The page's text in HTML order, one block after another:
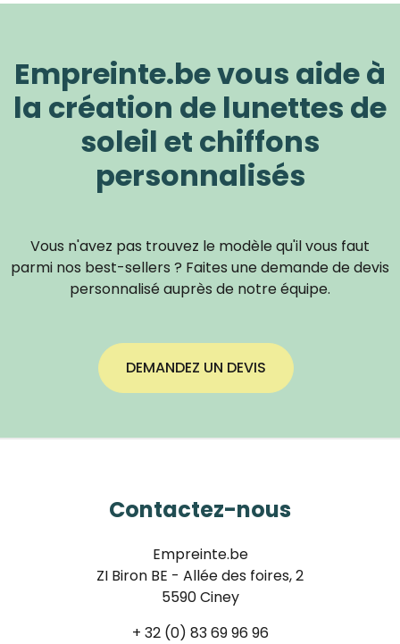
Empreinte.be vous aide à
la création de lunettes de
soleil et chiffons
personnalisés
Vous n'avez pas trouvez le modèle qu'il vous faut
parmi nos best-sellers ? Faites une demande de devis
personnalisé auprès de notre équipe.
DEMANDEZ UN DEVIS
Contactez-nous
Empreinte.be
ZI Biron BE - Allée des foires, 2
5590 Ciney
+ 32 (0) 83 69 96 96